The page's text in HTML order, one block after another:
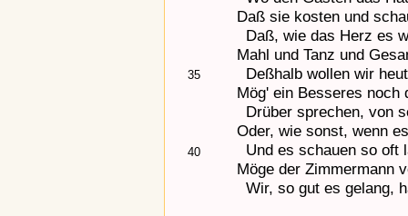
35
40
Daß sie kosten und
Daß, wie das Herz es
Mahl und Tanz und
Deßhalb wollen wir
Mög' ein Besseres noch
Drüber sprechen, von
Oder, wie sonst, wenn
Und es schauen so oft
Möge der Zimmermann
Wir, so gut es gelang,